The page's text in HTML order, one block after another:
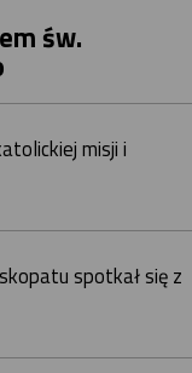
św.
misji i
spotkał się z